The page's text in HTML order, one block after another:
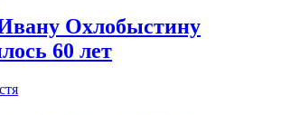
Охлобыстину
60 лет